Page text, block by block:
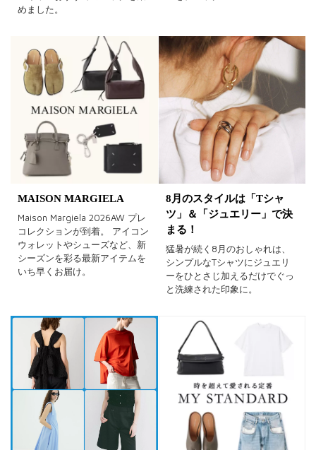
めました。
MAISON MARGIELA
Maison Margiela 2026AW プレ
コレクションが到着。 アイコン
ウォレットやシューズなど、新
シーズンを彩る最新アイテムを
いち早くお届け。
8月のスタイルは「Tシャ
ツ」＆「ジュエリー」で決
まる！
猛暑が続く8月のおしゃれは、
シンプルなTシャツにジュエリ
ーをひとさじ加えるだけでぐっ
と洗練された印象に。